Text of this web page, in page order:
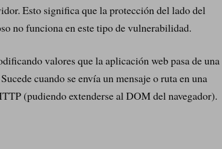
Esto significa que la protección del lado del
no funciona en este tipo de vulnerabilidad.
valores que la aplicación web pasa de una
cuando se envía un mensaje o ruta en una
(pudiendo extenderse al DOM del navegador).